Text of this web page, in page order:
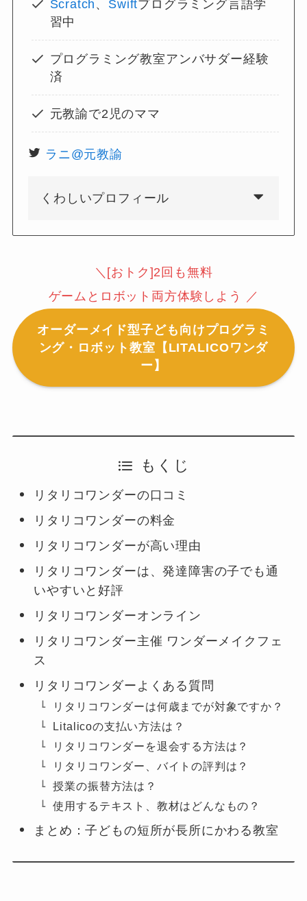
Scratch 、 Swiftプログラミング言語学
習中
プログラミング教室アンバサダー経験
済
元教諭で2児のママ
ラニ@元教諭
くわしいプロフィール
＼[おトク]2回も無料
ゲームとロボット両方体験しよう ／
オーダーメイド型子ども向けプログラミ
ング・ロボット教室【LITALICOワンダ
ー】
もくじ
リタリコワンダーの口コミ
リタリコワンダーの料金
リタリコワンダーが高い理由
リタリコワンダーは、発達障害の子でも通
いやすいと好評
リタリコワンダーオンライン
リタリコワンダー主催 ワンダーメイクフェ
ス
リタリコワンダーよくある質問
リタリコワンダーは何歳までが対象ですか？
Litalicoの支払い方法は？
リタリコワンダーを退会する方法は？
リタリコワンダー、バイトの評判は？
授業の振替方法は？
使用するテキスト、教材はどんなもの？
まとめ：子どもの短所が長所にかわる教室